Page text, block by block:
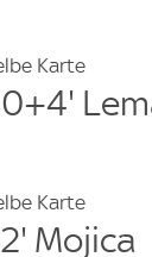
Karte
Karte
Mojica